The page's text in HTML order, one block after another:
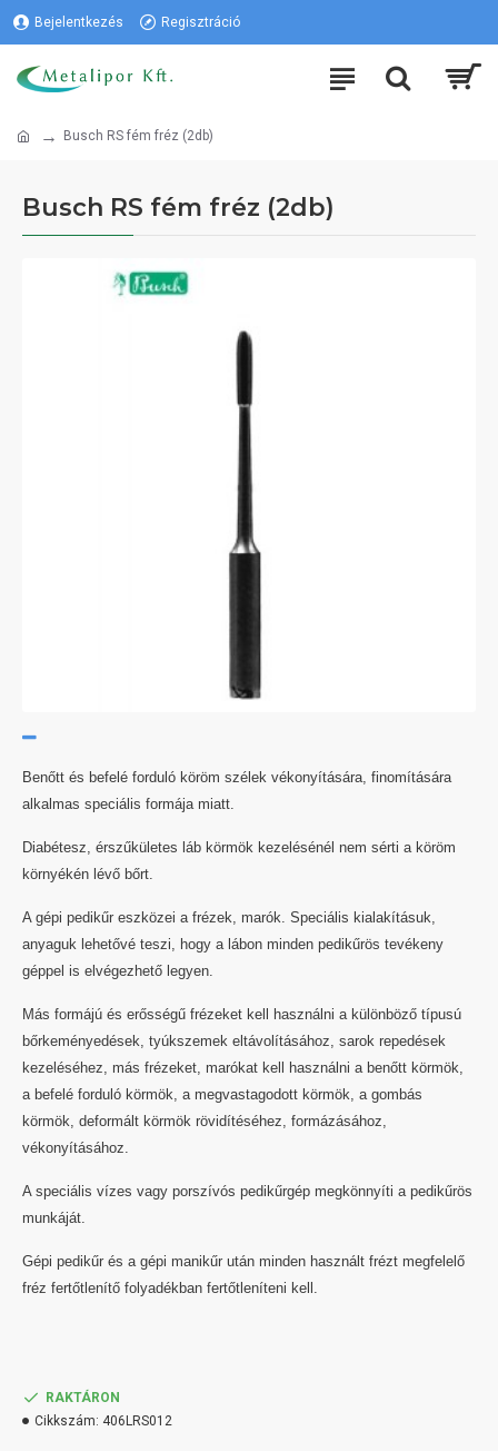
Bejelentkezés Regisztráció
Busch RS fém fréz (2db)
Busch RS fém fréz (2db)
Benőtt és befelé forduló köröm szélek vékonyítására, finomítására
alkalmas speciális formája miatt.
Diabétesz, érszűkületes láb körmök kezelésénél nem sérti a köröm
környékén lévő bőrt.
A gépi pedikűr eszközei a frézek, marók. Speciális kialakításuk,
anyaguk lehetővé teszi, hogy a lábon minden pedikűrös tevékeny
géppel is elvégezhető legyen.
Más formájú és erősségű frézeket kell használni a különböző típusú
bőrkeményedések, tyúkszemek eltávolításához, sarok repedések
kezeléséhez, más frézeket, marókat kell használni a benőtt körmök,
a befelé forduló körmök, a megvastagodott körmök, a gombás
körmök, deformált körmök rövidítéséhez, formázásához,
vékonyításához.
A speciális vízes vagy porszívós pedikűrgép megkönnyíti a pedikűrös
munkáját.
Gépi pedikűr és a gépi manikűr után minden használt frézt megfelelő
fréz fertőtlenítő folyadékban fertőtleníteni kell.
RAKTÁRON
Cikkszám: 406LRS012